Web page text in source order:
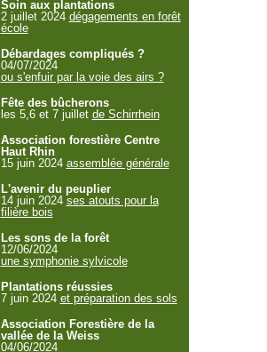
Soin aux plantations
2 juillet 2024 dégagements en forêt
école
Débardages compliqués ?
04/07/2024
ou s'enfuir par la voie des airs ?
Fête des bûcherons
les 5,6 et 7 juillet de Schirrhein
Association forestière Centre
Haut Rhin
15 juin 2024 assemblée générale
L'avenir du peuplier
14 juin 2024 ses atouts pour la
filière bois
Les sons de la forêt
12/06/2024
une symphonie sylvicole
Plantations réussies
7 juin 2024 et préparation des sols
Association Forestière de la
vallée de la Weiss
04/06/2024